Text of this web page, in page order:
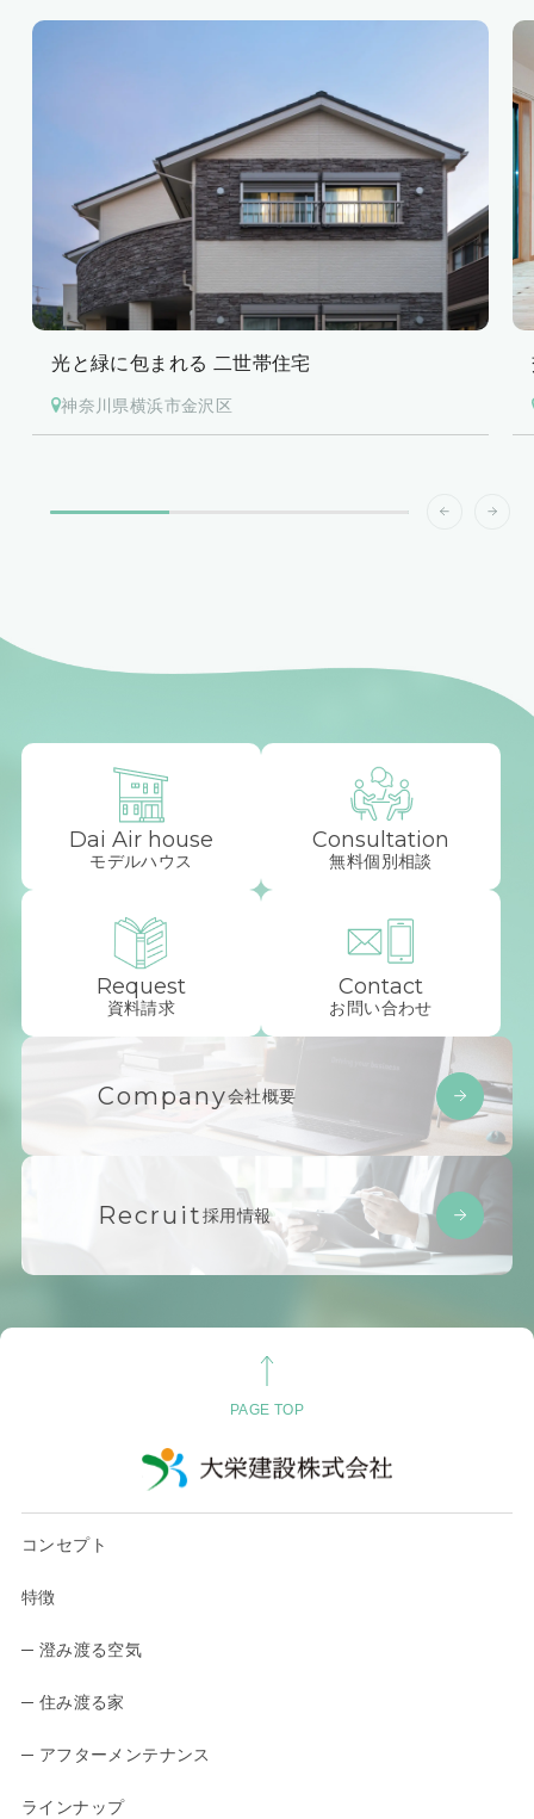
光と緑に包まれる 二世帯住宅
神奈川県横浜市金沢区
Dai Air house
モデルハウス
Consultation
無料個別相談
Request
資料請求
Contact
お問い合わせ
Company会社概要
Recruit採用情報
PAGE TOP
コンセプト
特徴
─ 澄み渡る空気
─ 住み渡る家
─ アフターメンテナンス
ラインナップ